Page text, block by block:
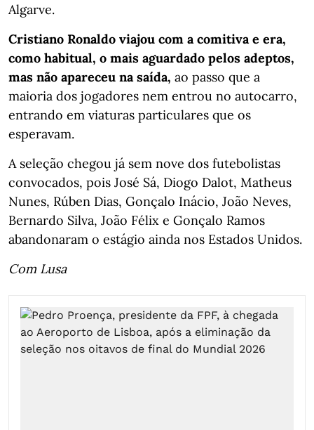
Algarve.
Cristiano Ronaldo viajou com a comitiva e era,
como habitual, o mais aguardado pelos adeptos,
mas não apareceu na saída, ao passo que a
maioria dos jogadores nem entrou no autocarro,
entrando em viaturas particulares que os
esperavam.
A seleção chegou já sem nove dos futebolistas
convocados, pois José Sá, Diogo Dalot, Matheus
Nunes, Rúben Dias, Gonçalo Inácio, João Neves,
Bernardo Silva, João Félix e Gonçalo Ramos
abandonaram o estágio ainda nos Estados Unidos.
Com Lusa